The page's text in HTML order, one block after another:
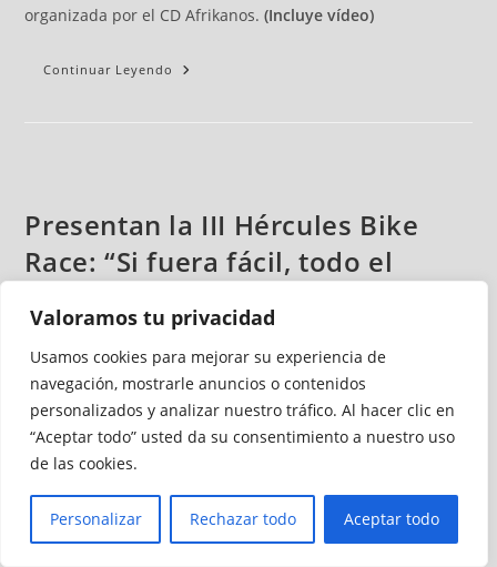
Valoramos tu privacidad
Usamos cookies para mejorar su experiencia de
navegación, mostrarle anuncios o contenidos
personalizados y analizar nuestro tráfico. Al hacer clic en
“Aceptar todo” usted da su consentimiento a nuestro uso
de las cookies.
Personalizar Rechazar todo Aceptar todo
organizada por el CD Afrikanos.(Incluye vídeo)
Continuar Leyendo
Presentan la III Hércules Bike
Race: “Si fuera fácil, todo el
Ceuta Deportiva junio 9, 2025
Polideportivo
Sin comentarios
La tercera edición de la Hércules Bike Race ha sido
presentada este lunes. Se celebrará el 11 y 12 de octubre
próximos con la organización del CD Afrikanos. La prueba
de ciclismo de montaña está dedicada este año a la Cierva
de Cerinea, una criatura fantástica de la mitología griega